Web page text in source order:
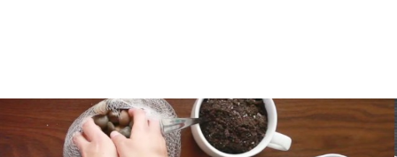
uso de